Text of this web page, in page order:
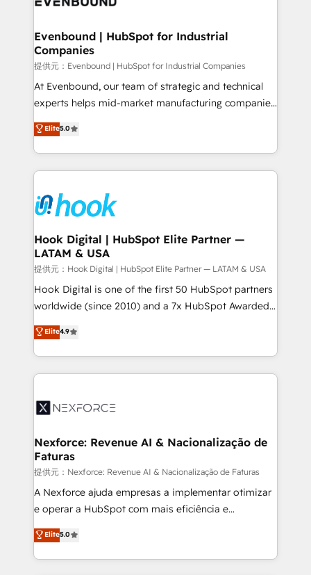
Agent Creation 🔄 Custom Integrations & Data
Migration Why 1406 We become part of your team.
Your team learns while we build. We fix what others
broke. Built for mid-market reality—practical
solutions that work with your actual headcount and
HubSpot partners 🔄 Top 5% globally in client
retention 📅 8+ years of consistent results since 2017
move beyond spreadsheets into unified systems
that drive real business results.
Evenbound | HubSpot for Industrial
Companies
提供元：Evenbound | HubSpot for Industrial Companies
At Evenbound, our team of strategic and technical
experts helps mid-market manufacturing companies
achieve real growth. We specialize in delivering
tailored solutions that drive results by leveraging
HubSpot’s platform and data to fuel success.
Technical Solutions: - HubSpot Technical Consulting -
Onboarding - Data Migration & Integrations -
Technical Audit & Optimization Strategic Solutions: -
Revenue Operations - Inbound Marketing -
Outbound Marketing - HubSpot CMS Website
Design & Development We empower our clients to
reach their full potential by providing transparent,
relationship-driven support. With over 300 HubSpot
technical know-how and strategic guidance you
need to succeed.
Elite5.0
Hook Digital | HubSpot Elite Partner —
LATAM & USA
提供元：Hook Digital | HubSpot Elite Partner — LATAM & USA
Hook Digital is one of the first 50 HubSpot partners
worldwide (since 2010) and a 7x HubSpot Awarded
Elite Partner. With 500+ projects across the U.S.,
Brazil, and LATAM, we combine global expertise with
regional experience. Today, we are Brazil’s largest
HubSpot Elite Partner—trusted by companies across
Implementation & Migration Onboarding across all
Station, Freshdesk, Intercom, and more. Custom
objects, automations, and integrations built for
growth. 🚀 AI-Driven GTM Orchestration Unify
HubSpot with LinkedIn, WhatsApp, email, paid
media, and AI voice to drive pipeline. 🤖 AI Custom
prospecting, follow-ups, service triage, and
knowledge retrieval—built in HubSpot. ⚡ Fast-Track
Elite4.9
Nexforce: Revenue AI & Nacionalização de
Faturas
提供元：Nexforce: Revenue AI & Nacionalização de Faturas
A Nexforce ajuda empresas a implementar otimizar
e operar a HubSpot com mais eficiência e
previsibilidade de receita. Combinamos Revenue
Operations (RevOps) e Inteligência Artificial para
estruturar processos integrar sistemas organizar
Elite5.0